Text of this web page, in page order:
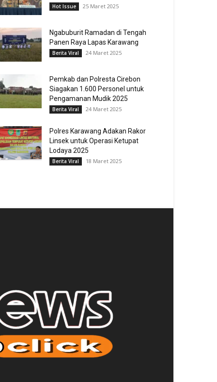
Hot Issue 25 Maret 2025
Ngabuburit Ramadan di Tengah
Panen Raya Lapas Karawang
Berita Viral 24 Maret 2025
Pemkab dan Polresta Cirebon
Siagakan 1.600 Personel untuk
Pengamanan Mudik 2025
Berita Viral 24 Maret 2025
Polres Karawang Adakan Rakor
Linsek untuk Operasi Ketupat
Lodaya 2025
Berita Viral 18 Maret 2025